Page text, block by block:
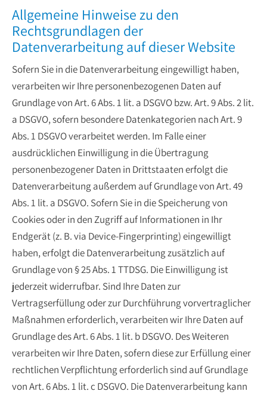
Allgemeine Hinweise zu den
Rechtsgrundlagen der
Datenverarbeitung auf dieser Website
Sofern Sie in die Datenverarbeitung eingewilligt haben,
verarbeiten wir Ihre personenbezogenen Daten auf
Grundlage von Art. 6 Abs. 1 lit. a DSGVO bzw. Art. 9 Abs. 2 lit.
a DSGVO, sofern besondere Datenkategorien nach Art. 9
Abs. 1 DSGVO verarbeitet werden. Im Falle einer
ausdrücklichen Einwilligung in die Übertragung
personenbezogener Daten in Drittstaaten erfolgt die
Datenverarbeitung außerdem auf Grundlage von Art. 49
Abs. 1 lit. a DSGVO. Sofern Sie in die Speicherung von
Cookies oder in den Zugriff auf Informationen in Ihr
Endgerät (z. B. via Device-Fingerprinting) eingewilligt
haben, erfolgt die Datenverarbeitung zusätzlich auf
Grundlage von § 25 Abs. 1 TTDSG. Die Einwilligung ist
jederzeit widerrufbar. Sind Ihre Daten zur
Vertragserfüllung oder zur Durchführung vorvertraglicher
Maßnahmen erforderlich, verarbeiten wir Ihre Daten auf
Grundlage des Art. 6 Abs. 1 lit. b DSGVO. Des Weiteren
verarbeiten wir Ihre Daten, sofern diese zur Erfüllung einer
rechtlichen Verpflichtung erforderlich sind auf Grundlage
von Art. 6 Abs. 1 lit. c DSGVO. Die Datenverarbeitung kann